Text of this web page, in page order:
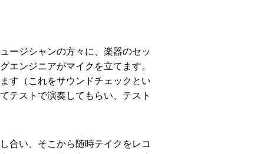
ージシャンの方々に、楽器のセッ
エンジニアがマイクを立てます。
す（これをサウンドチェックとい
テストで演奏してもらい、テスト
合い、そこから随時テイクをレコ